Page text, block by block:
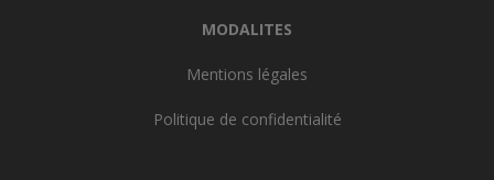
MODALITES
Mentions légales
Politique de confidentialité